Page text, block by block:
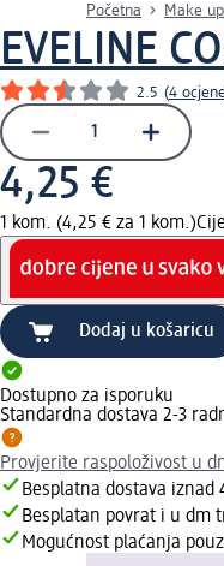
Početna Make up
EVELINE
2.5 (4
4,25 €
1 kom. (4,25 € za 1 kom.)
Dodaj u košaricu
Dostupno za isporuku
Standardna dostava 2-3
Provjerite raspoloživost u
Besplatna dostava iznad
Besplatan povrat i u dm
Mogućnost plaćanja